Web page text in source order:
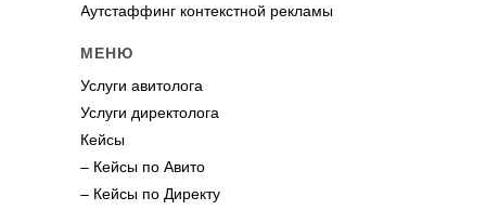
Аутстаффинг контекстной рекламы
МЕНЮ
Кейсы
Услуги авитолога
Услуги директолога
– Кейсы по Авито
– Кейсы по Директу